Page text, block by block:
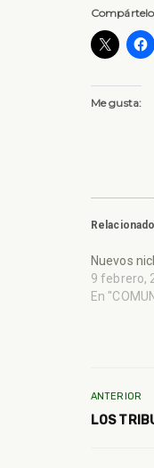
Me gusta:
Relacionado
Nuevos
9 febrero,
En
ANTERIOR
LOS